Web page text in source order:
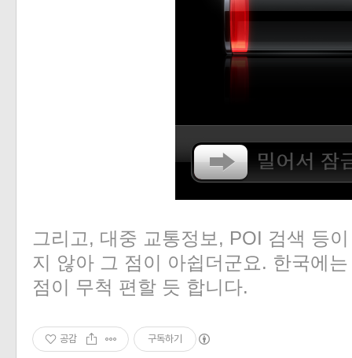
그리고, 대중 교통정보, POI 검색 등
지 않아 그 점이 아쉽더군요. 한국에
점이 무척 편할 듯 합니다.
공감 구독하기